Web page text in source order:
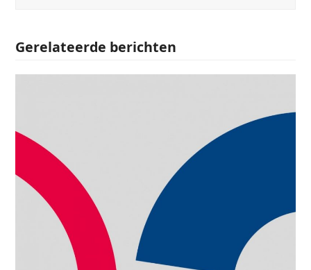
Gerelateerde berichten